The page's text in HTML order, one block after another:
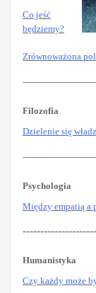
Co jeść
będziemy?
Zrównoważona
Filozofia
Dzielenie się
Psychologia
Między empatią a
Humanistyka
Czy każdy może